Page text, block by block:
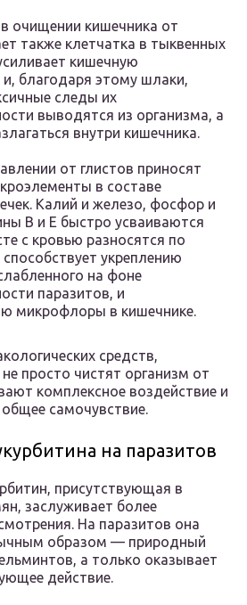
очищении кишечника от
также клетчатка в тыквенных
кишечную
и, благодаря этому шлаки,
следы их
выводятся из организма, а
внутри кишечника.
от глистов приносят
в составе
Калий и железо, фосфор и
В и Е быстро усваиваются
с кровью разносятся по
укреплению
на фоне
паразитов, и
микрофлоры в кишечнике.
средств,
просто чистят организм от
комплексное воздействие и
самочувствие.
на паразитов
присутствующая в
заслуживает более
На паразитов она
образом — природный
а только оказывает
действие.